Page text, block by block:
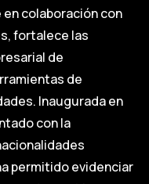
en colaboración con
fortalece las
de
de
Inaugurada en
con la
permitido evidenciar